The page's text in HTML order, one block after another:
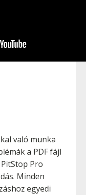
való munka
a PDF fájl
Pro
Minden
egyedi